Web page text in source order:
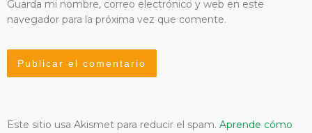
Guarda mi nombre, correo electrónico y web en este
navegador para la próxima vez que comente.
Este sitio usa Akismet para reducir el spam. Aprende cómo